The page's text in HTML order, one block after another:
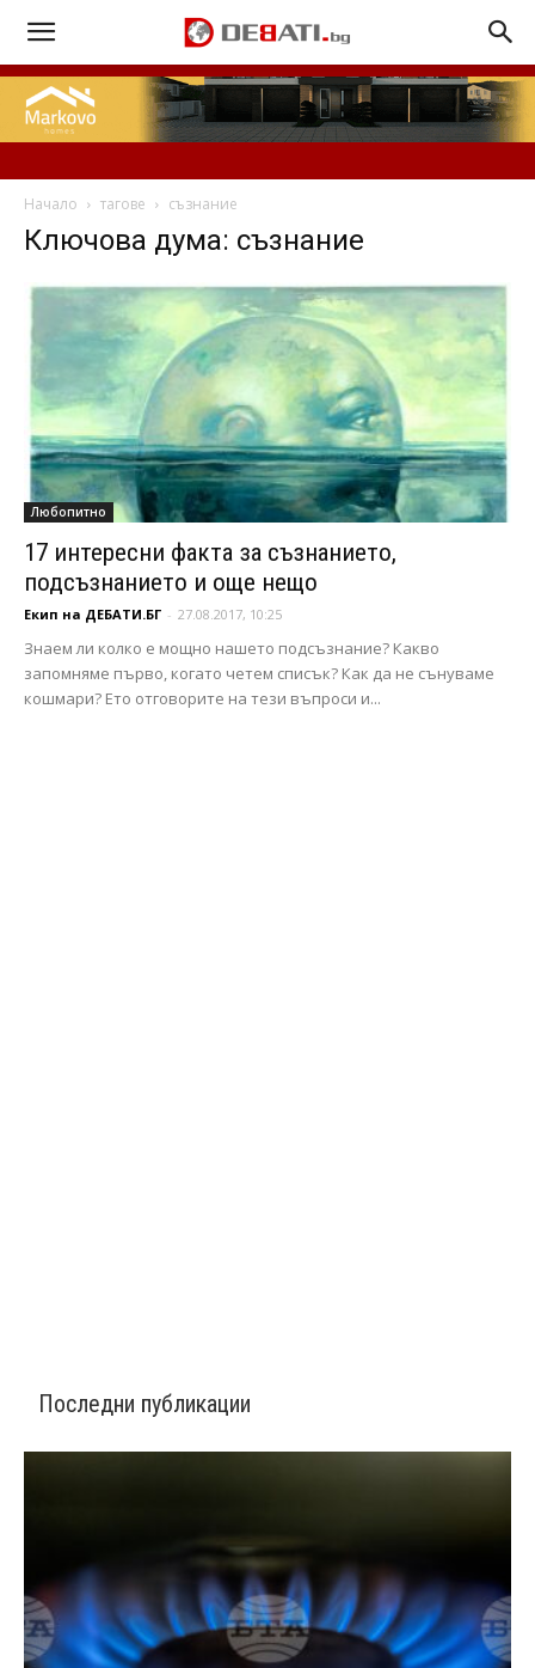
Начало тагове съзнание
Ключова дума: съзнание
Любопитно
17 интересни факта за съзнанието,
подсъзнанието и още нещо
Екип на ДЕБАТИ.БГ - 27.08.2017, 10:25
Знаем ли колко е мощно нашето подсъзнание? Какво
запомняме първо, когато четем списък? Как да не сънуваме
кошмари? Ето отговорите на тези въпроси и...
Последни публикации